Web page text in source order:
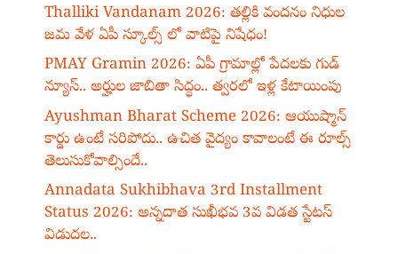
Thalliki Vandanam 2026: తల్లికి వందనం నిధుల
జమ వేళ ఏపీ స్కూల్స్ లో వాటిపై నిషేధం!
PMAY Gramin 2026: ఏపీ గ్రామాల్లో పేదలకు గుడ్
న్యూస్.. అర్హుల జాబితా సిద్ధం.. త్వరలో ఇళ్ల కేటాయింపు
Ayushman Bharat Scheme 2026: ఆయుష్మాన్
కార్డు ఉంటే సరిపోదు.. ఉచిత వైద్యం కావాలంటే ఈ రూల్స్
తెలుసుకోవాల్సిందే..
Annadata Sukhibhava 3rd Installment
Status 2026: అన్నదాత సుఖీభవ 3వ విడత స్టేటస్
విడుదల..